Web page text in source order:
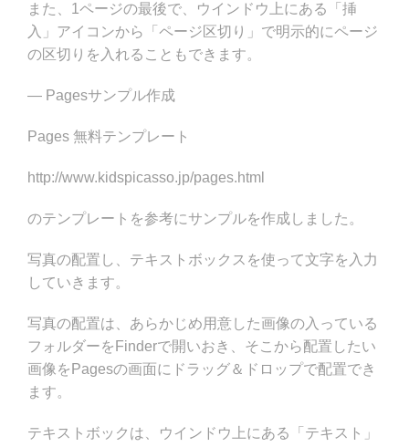
また、1ページの最後で、ウインドウ上にある「挿
入」アイコンから「ページ区切り」で明示的にページ
の区切りを入れることもできます。
— Pagesサンプル作成
Pages 無料テンプレート
http://www.kidspicasso.jp/pages.html
のテンプレートを参考にサンプルを作成しました。
写真の配置し、テキストボックスを使って文字を入力
していきます。
写真の配置は、あらかじめ用意した画像の入っている
フォルダーをFinderで開いおき、そこから配置したい
画像をPagesの画面にドラッグ＆ドロップで配置でき
ます。
テキストボックは、ウインドウ上にある「テキスト」